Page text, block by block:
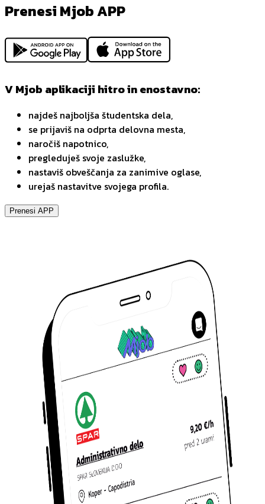
Prenesi Mjob APP
V Mjob aplikaciji hitro in enostavno:
najdeš najboljša študentska dela,
se prijaviš na odprta delovna mesta,
naročiš napotnico,
pregleduješ svoje zaslužke,
nastaviš obveščanja za zanimive oglase,
urejaš nastavitve svojega profila.
Prenesi APP